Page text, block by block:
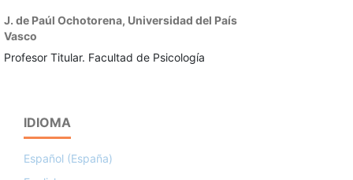
J. de Paúl Ochotorena, Universidad del País
Vasco
Profesor Titular. Facultad de Psicología
IDIOMA
Español (España)